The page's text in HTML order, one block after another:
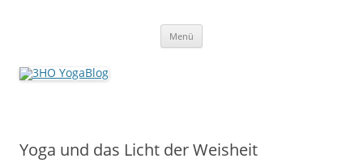
Menü
Yoga und das Licht der Weisheit